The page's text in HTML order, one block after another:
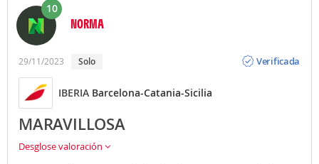
10
NORMA
29/11/2023 Solo
Verificada
IBERIA Barcelona-Catania-Sicilia
MARAVILLOSA
Desglose valoración